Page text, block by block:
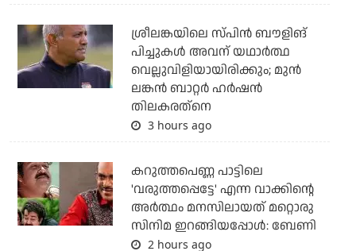
ശ്രീലങ്കയിലെ സ്പിന്‍ ബൗളിങ്
പിച്ചുകള്‍ അവന് യഥാര്‍ത്ഥ
വെല്ലുവിളിയായിരിക്കും; മുന്‍
ലങ്കന്‍ ബാറ്റര്‍ ഹര്‍ഷന്‍
തിലകരത്‌നെ
3 hours ago
കറുത്തപെണ്ണ പാട്ടിലെ
'വരുത്തപ്പെട്ടേ' എന്ന വാക്കിന്റെ
അർത്ഥം മനസിലായത് മറ്റൊരു
സിനിമ ഇറങ്ങിയപ്പോൾ: ബേണി
2 hours ago